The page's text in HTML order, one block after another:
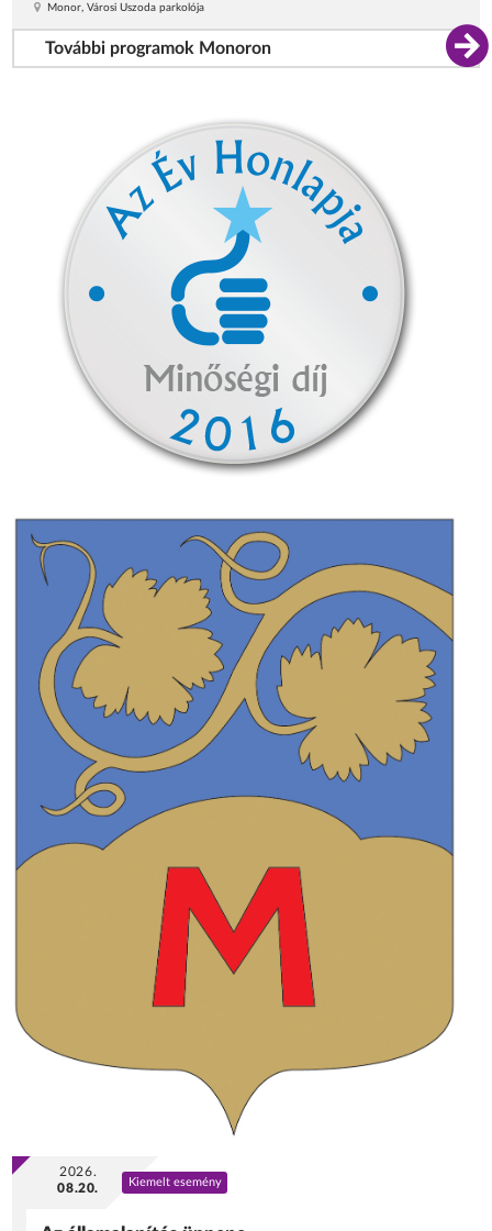
Monor, Városi Uszoda parkolója
További programok Monoron
2026.
08.20.
Kiemelt esemény